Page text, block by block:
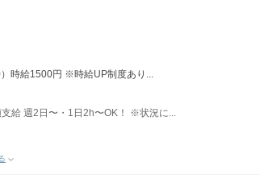
時給1500円 ※時給UP制度あり...
給 週2日〜・1日2h〜OK！ ※状況に...